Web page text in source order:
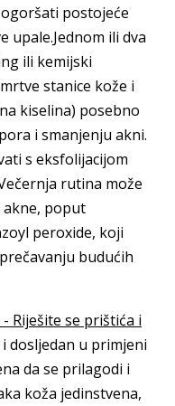
postojeće
upale.Jednom ili dva
ili kemijski
stanice kože i
kiselina) posebno
i smanjenju akni.
s eksfolijacijom
rutina može
poput
peroxide, koji
budućih
Riješite se prištića i
dosljedan u primjeni
da se prilagodi i
koža jedinstvena,